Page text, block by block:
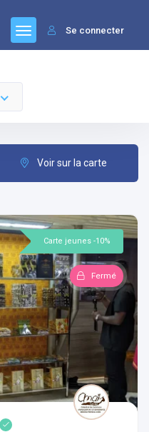
Se connecter
Voir sur la carte
Carte jeunes -10%
Fermé